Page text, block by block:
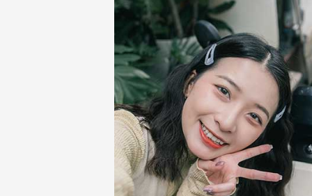
YZF-R7
550+
YZF-R3
251~549
YZF-R15
XMAX
251~549
NMAX
150
AUGUR